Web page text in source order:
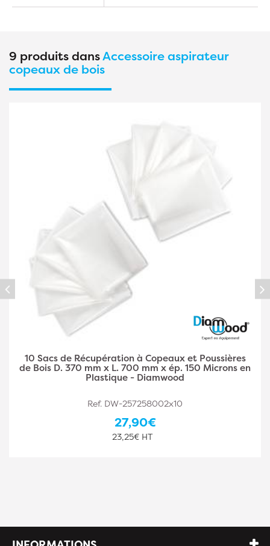
9 produits dansAccessoire aspirateur
copeaux de bois
10 Sacs de Récupération à Copeaux et Poussières
de Bois D. 500 mm x L. 1400 mm x ép. 150 Microns
en Plastique - Diamwood
Ref. DW-257258003x10
44,10€
36,75€ HT